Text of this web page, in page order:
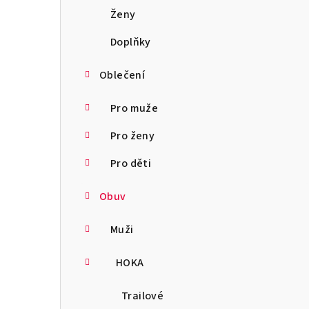
Ženy
Doplňky
Oblečení
Pro muže
Pro ženy
Pro děti
Obuv
Muži
HOKA
Trailové